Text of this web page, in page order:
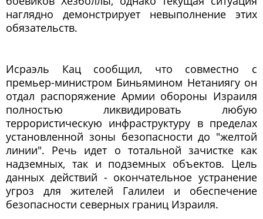
наглядно демонстрирует невыполнение этих
обязательств.
Исраэль Кац сообщил, что совместно с
премьер-министром Биньямином Нетаниягу он
отдал распоряжение Армии обороны Израиля
полностью ликвидировать любую
террористическую инфраструктуру в пределах
установленной зоны безопасности до "желтой
линии". Речь идет о тотальной зачистке как
надземных, так и подземных объектов. Цель
данных действий - окончательное устранение
угроз для жителей Галилеи и обеспечение
безопасности северных границ Израиля.